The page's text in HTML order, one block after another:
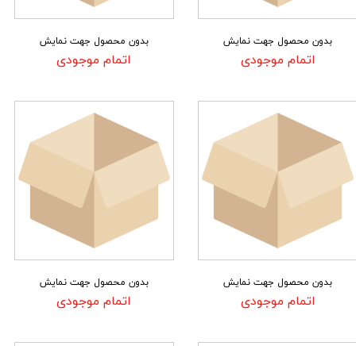
بدون محصول جهت نمایش
اتمام موجودی
بدون محصول جهت نمایش
اتمام موجودی
بدون محصول جهت نمایش
اتمام موجودی
بدون محصول جهت نمایش
اتمام موجودی